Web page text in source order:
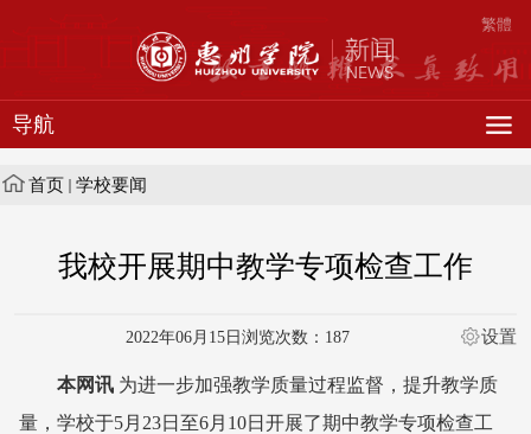
繁體
导航
首页 学校要闻
我校开展期中教学专项检查工作
2022年06月15日 浏览次数： 187 设置
本网讯 为进一步加强教学质量过程监督，提升教学质
量，学校于5月23日至6月10日开展了期中教学专项检查工